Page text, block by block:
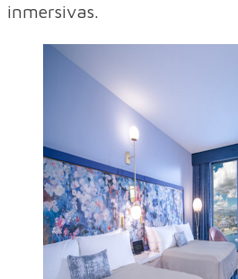
inmersivas.